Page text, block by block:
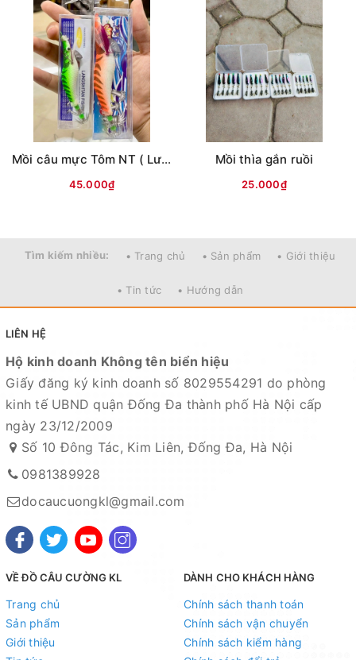
Mồi câu mực Tôm NT ( Lưng vằn )
45.000₫
Mồi thìa gắn ruồi
25.000₫
Tìm kiếm nhiều: • Trang chủ • Sản phẩm • Giới thiệu
• Tin tức • Hướng dẫn
LIÊN HỆ
Hộ kinh doanh Không tên biển hiệu
Giấy đăng ký kinh doanh số 8029554291 do phòng
kinh tế UBND quận Đống Đa thành phố Hà Nội cấp
ngày 23/12/2009
Số 10 Đông Tác, Kim Liên, Đống Đa, Hà Nội
0981389928
docaucuongkl@gmail.com
VỀ ĐỒ CÂU CƯỜNG KL
Trang chủ
Sản phẩm
Giới thiệu
DÀNH CHO KHÁCH HÀNG
Chính sách thanh toán
Chính sách vận chuyển
Chính sách kiểm hàng